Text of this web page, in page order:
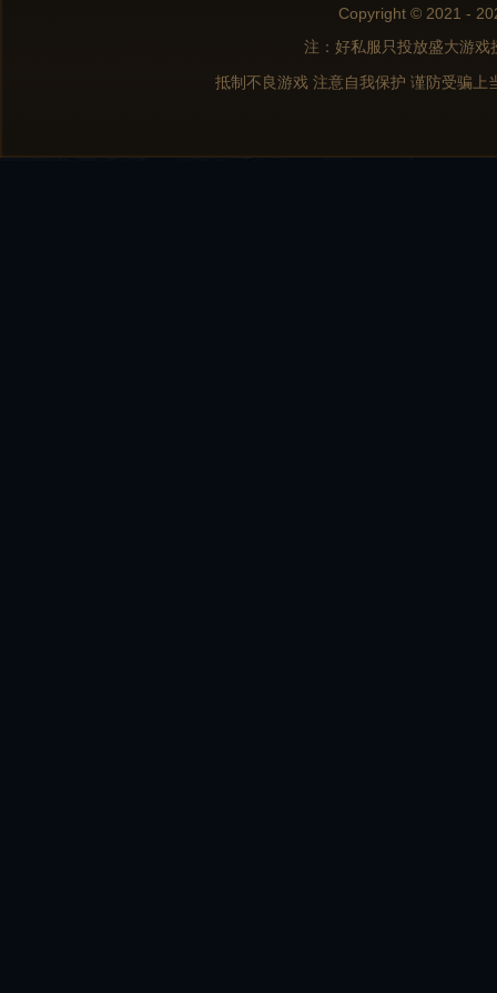
Copyright © 2021 -
注：好私服只投放盛大游
抵制不良游戏 注意自我保护 谨防受骗